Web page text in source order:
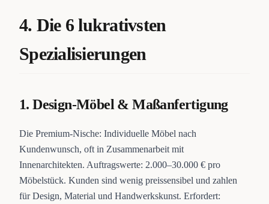
4. Die 6 lukrativsten
Spezialisierungen
1. Design-Möbel & Maßanfertigung
Die Premium-Nische: Individuelle Möbel nach
Kundenwunsch, oft in Zusammenarbeit mit
Innenarchitekten. Auftragswerte: 2.000–30.000 € pro
Möbelstück. Kunden sind wenig preissensibel und zahlen
für Design, Material und Handwerkskunst. Erfordert: